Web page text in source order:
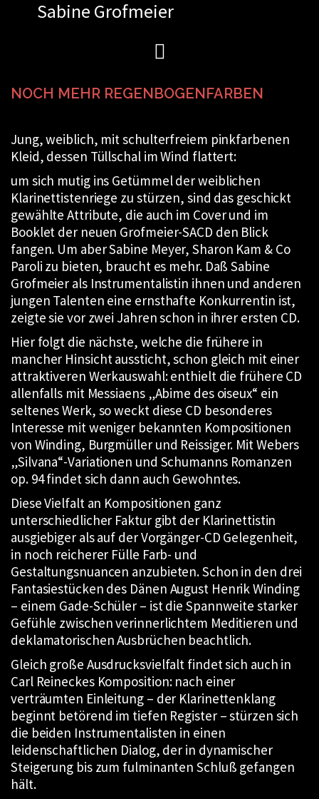
Sabine Grofmeier
NOCH MEHR REGENBOGENFARBEN
Jung, weiblich, mit schulterfreiem pinkfarbenen
Kleid, dessen Tüllschal im Wind flattert:
um sich mutig ins Getümmel der weiblichen
Klarinettistenriege zu stürzen, sind das geschickt
gewählte Attribute, die auch im Cover und im
Booklet der neuen Grofmeier-SACD den Blick
fangen. Um aber Sabine Meyer, Sharon Kam & Co
Paroli zu bieten, braucht es mehr. Daß Sabine
Grofmeier als Instrumentalistin ihnen und anderen
jungen Talenten eine ernsthafte Konkurrentin ist,
zeigte sie vor zwei Jahren schon in ihrer ersten CD.
Hier folgt die nächste, welche die frühere in
mancher Hinsicht aussticht, schon gleich mit einer
attraktiveren Werkauswahl: enthielt die frühere CD
allenfalls mit Messiaens „Abime des oiseux“ ein
seltenes Werk, so weckt diese CD besonderes
Interesse mit weniger bekannten Kompositionen
von Winding, Burgmüller und Reissiger. Mit Webers
„Silvana“-Variationen und Schumanns Romanzen
op. 94 findet sich dann auch Gewohntes.
Diese Vielfalt an Kompositionen ganz
unterschiedlicher Faktur gibt der Klarinettistin
ausgiebiger als auf der Vorgänger-CD Gelegenheit,
in noch reicherer Fülle Farb- und
Gestaltungsnuancen anzubieten. Schon in den drei
Fantasiestücken des Dänen August Henrik Winding
– einem Gade-Schüler – ist die Spannweite starker
Gefühle zwischen verinnerlichtem Meditieren und
deklamatorischen Ausbrüchen beachtlich.
Gleich große Ausdrucksvielfalt findet sich auch in
Carl Reineckes Komposition: nach einer
verträumten Einleitung – der Klarinettenklang
beginnt betörend im tiefen Register – stürzen sich
die beiden Instrumentalisten in einen
leidenschaftlichen Dialog, der in dynamischer
Steigerung bis zum fulminanten Schluß gefangen
hält.